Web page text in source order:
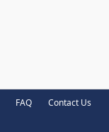
FAQ Contact Us